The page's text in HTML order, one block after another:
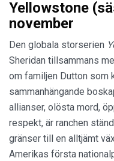
Yellowstone
november
Den globala storserien
Sheridan tillsammans
om familjen Dutton som
sammanhängande
allianser, olösta mord,
respekt, är ranchen
gränser till en alltjämt
Amerikas första